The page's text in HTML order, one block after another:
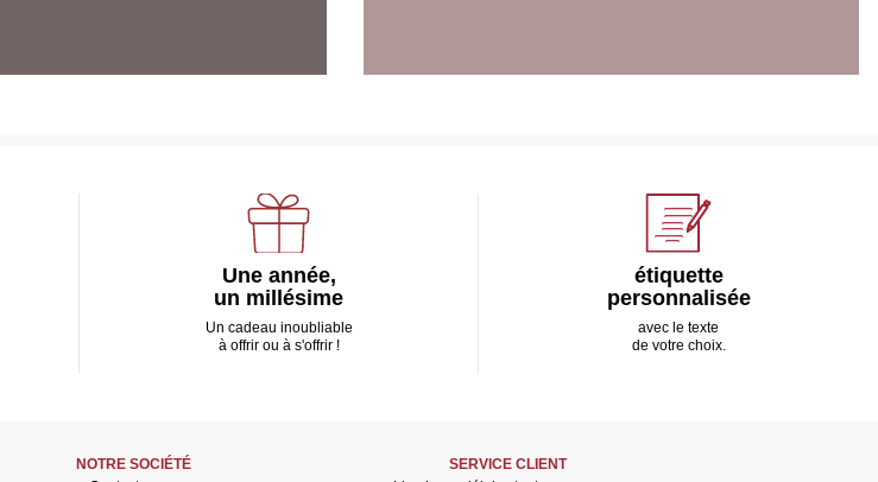
Une année,
un millésime
Un cadeau inoubliable
à offrir ou à s'offrir !
étiquette
personnalisée
avec le texte
de votre choix.
NOTRE SOCIÉTÉ
SERVICE CLIENT